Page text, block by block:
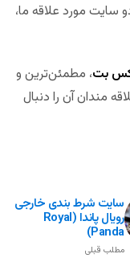
سایت مورد علاقه ما،
بت، مطمئن‌‌ترین و
مندان آن را دنبال
سایت شرط بندی خارجی
رویال پاندا (Royal
Panda)
مطلب قبلی